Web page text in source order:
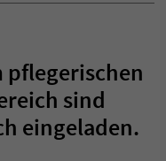
pflegerischen
sind
eingeladen.